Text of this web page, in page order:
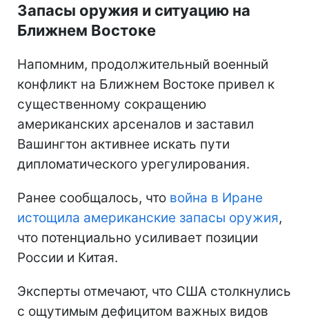
Запасы оружия и ситуацию на
Ближнем Востоке
Напомним, продолжительный военный
конфликт на Ближнем Востоке привел к
существенному сокращению
американских арсеналов и заставил
Вашингтон активнее искать пути
дипломатического урегулирования.
Ранее сообщалось, что война в Иране
истощила американские запасы оружия,
что потенциально усиливает позиции
России и Китая.
Эксперты отмечают, что США столкнулись
с ощутимым дефицитом важных видов